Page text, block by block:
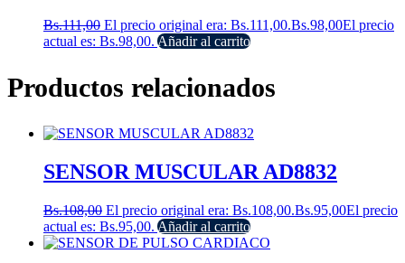
Bs.111,00 El precio original era: Bs.111,00.Bs.98,00El precio
actual es: Bs.98,00. Añadir al carrito
Productos relacionados
SENSOR MUSCULAR AD8832
Bs.108,00 El precio original era: Bs.108,00.Bs.95,00El precio
actual es: Bs.95,00. Añadir al carrito